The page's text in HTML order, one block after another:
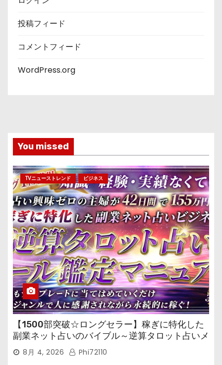
投稿フィード
コメントフィード
WordPress.org
You missed
TVニューストレンド ビジネス
【1500部突破☆ロングセラー】稼ぎに特化した
副業ネット占いのバイブル～逆算タロット占いメ
ール鑑定マニュアル～
8月 4, 2026 Phi72110